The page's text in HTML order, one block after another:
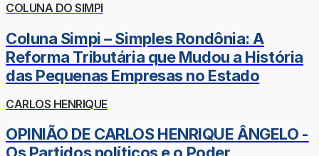
COLUNA DO SIMPI
Coluna Simpi – Simples Rondônia: A
Reforma Tributária que Mudou a História
das Pequenas Empresas no Estado
CARLOS HENRIQUE
OPINIÃO DE CARLOS HENRIQUE ÂNGELO -